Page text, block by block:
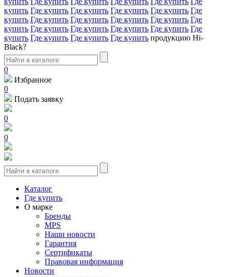
купить Где купить Где купить Где купить Где купить Где
купить Где купить Где купить Где купить Где купить Где
купить Где купить Где купить Где купить Где купить Где
купить Где купить Где купить Где купить продукцию Hi-
Black?
0
Избранное
0
Подать заявку
0
0
Каталог
Где купить
О марке
Бренды
MPS
Наши новости
Гарантия
Сертификаты
Правовая информация
Новости